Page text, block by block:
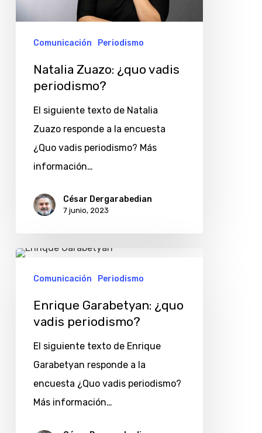
Comunicación Periodismo
Natalia Zuazo: ¿quo vadis
periodismo?
El siguiente texto de Natalia
Zuazo responde a la encuesta
¿Quo vadis periodismo? Más
información…
César Dergarabedian
7 junio, 2023
Enrique
Garabetyan:
vadis
Comunicación Periodismo
Enrique Garabetyan: ¿quo
vadis periodismo?
El siguiente texto de Enrique
Garabetyan responde a la
encuesta ¿Quo vadis periodismo?
Más información…